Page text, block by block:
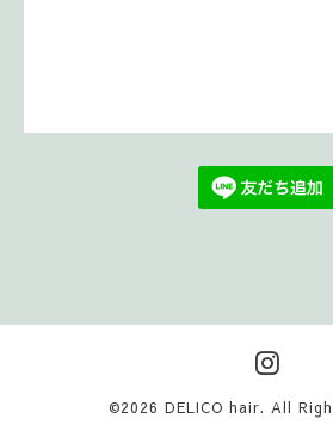
©2026 DELICO hair. All